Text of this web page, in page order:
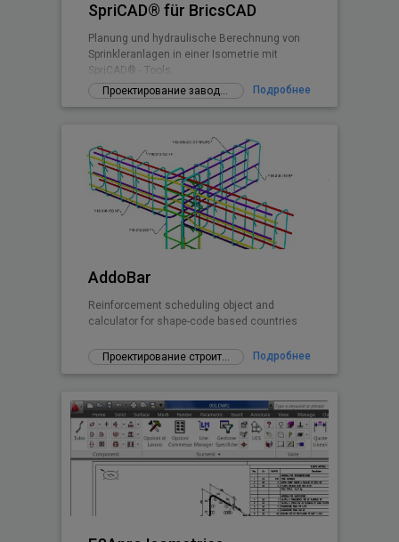
SpriCAD® für BricsCAD
Planung und hydraulische Berechnung von
Sprinkleranlagen in einer Isometrie mit
SpriCAD® - Tools.
Проектирование заводов
Подробнее
AddoBar
Reinforcement scheduling object and
calculator for shape-code based countries
Проектирование строительных конструкций Подробнее